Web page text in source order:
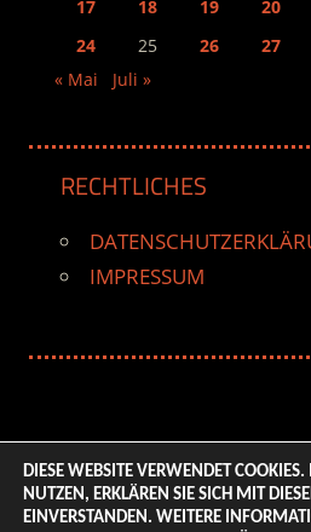
17
18 19 20
24
25 26 27
« Mai
Juli »
RECHTLICHES
IMPRESSUM
© 2026 ENTERTAINMENT BASE
DIESE WEBSITE VERWENDET
NUTZEN, ERKLÄREN SIE SICH MIT
EINVERSTANDEN. WEITERE